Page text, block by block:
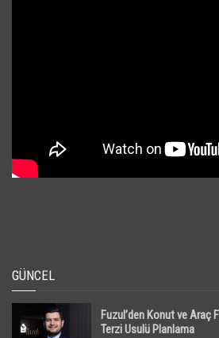
GÜNCEL
Fuzul’den Konut ve Araç
Terzi Usulü Planlama